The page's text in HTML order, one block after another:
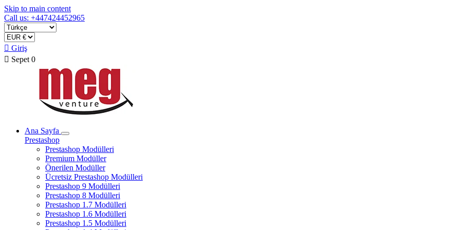
Skip to main content
Call us: +447424452965
 Giriş
 Sepet 0
Ana Sayfa
Prestashop
Prestashop Modülleri
Premium Modüller
Önerilen Modüller
Ücretsiz Prestashop Modülleri
Prestashop 9 Modülleri
Prestashop 8 Modülleri
Prestashop 1.7 Modülleri
Prestashop 1.6 Modülleri
Prestashop 1.5 Modülleri